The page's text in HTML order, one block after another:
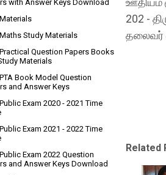
202 -
தலைவர்
Related
with Answer Keys Download
Study Materials
Question Papers Books
Materials
Book Model Question
and Answer Keys
Exam 2020 - 2021 Time
Exam 2021 - 2022 Time
Exam 2022 Question
and Answer Keys Download